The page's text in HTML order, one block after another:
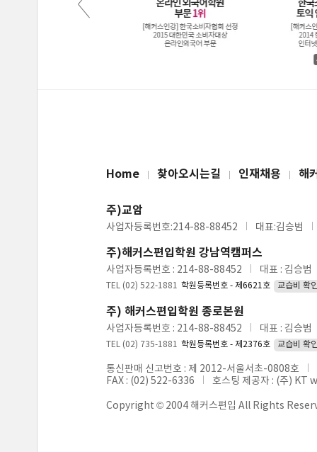
Home 찾아오시는길 인재채용 해
주)교암
사업자등록번호:214-88-88452 대표:김승범
주)해커스편입학원 강남역캠퍼스
사업자등록번호 : 214-88-88452 대표 : 김승범
TEL (02) 522-1881 학원등록번호 - 제6621호 교습비 확
주) 해커스편입학원 종로본원
사업자등록번호 : 214-88-88452 대표 : 김승범
TEL (02) 735-1881 학원등록번호 - 제2376호 교습비 확
통신판매 신고번호 : 제 2012-서울서초-0808호
FAX : (02) 522-6336
호스팅 제공자 : (주)
Copyright © 2004 해커스편입 All Rights